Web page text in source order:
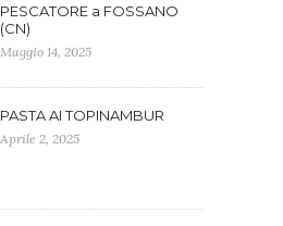
PESCATORE a FOSSANO
(CN)
Maggio 14, 2025
PASTA AI TOPINAMBUR
Aprile 2, 2025